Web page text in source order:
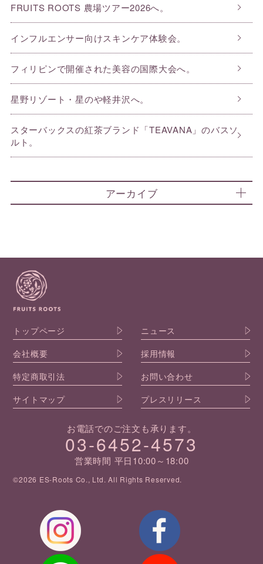
FRUITS ROOTS 農場ツアー2026へ。
インフルエンサー向けスキンケア体験会。
フィリピンで開催された美容の国際大会へ。
星野リゾート・星のや軽井沢へ。
スターバックスの紅茶ブランド「TEAVANA」のバスソ
ルト。
アーカイブ
トップページ
ニュース
会社概要
採用情報
特定商取引法
お問い合わせ
サイトマップ
プレスリリース
お電話でのご注文も承ります。
03-6452-4573
営業時間 平日10:00～18:00
©2026 ES-Roots Co., Ltd. All Rights Reserved.